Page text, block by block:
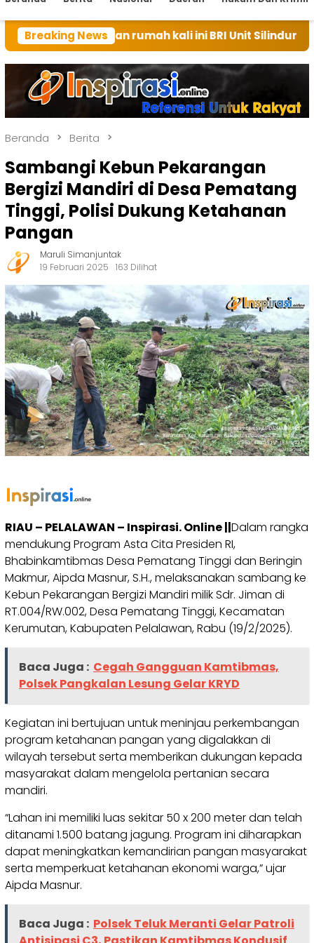
Breaking News
tuan rumah kali ini BRI Unit Silindung Tarutung
Beranda Berita
Sambangi Kebun Pekarangan
Bergizi Mandiri di Desa Pematang
Tinggi, Polisi Dukung Ketahanan
Pangan
Maruli Simanjuntak
19 Februari 2025
163 Dilihat
RIAU – PELALAWAN – Inspirasi. Online ||Dalam rangka
mendukung Program Asta Cita Presiden RI,
Bhabinkamtibmas Desa Pematang Tinggi dan Beringin
Makmur, Aipda Masnur, S.H., melaksanakan sambang ke
Kebun Pekarangan Bergizi Mandiri milik Sdr. Jiman di
RT.004/RW.002, Desa Pematang Tinggi, Kecamatan
Kerumutan, Kabupaten Pelalawan, Rabu (19/2/2025).
Baca Juga : Cegah Gangguan Kamtibmas,
Polsek Pangkalan Lesung Gelar KRYD
Kegiatan ini bertujuan untuk meninjau perkembangan
program ketahanan pangan yang digalakkan di
wilayah tersebut serta memberikan dukungan kepada
masyarakat dalam mengelola pertanian secara
mandiri.
“Lahan ini memiliki luas sekitar 50 x 200 meter dan telah
ditanami 1.500 batang jagung. Program ini diharapkan
dapat meningkatkan kemandirian pangan masyarakat
serta memperkuat ketahanan ekonomi warga,” ujar
Aipda Masnur.
Baca Juga : Polsek Teluk Meranti Gelar Patroli